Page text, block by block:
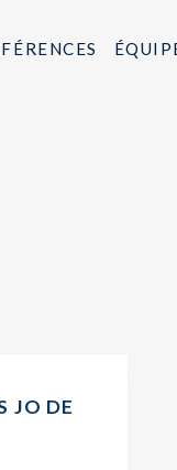
JO DE